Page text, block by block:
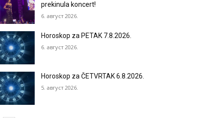
prekinula koncert!
6. август 2026.
Horoskop za PETAK 7.8.2026.
6. август 2026.
Horoskop za ČETVRTAK 6.8.2026.
5. август 2026.